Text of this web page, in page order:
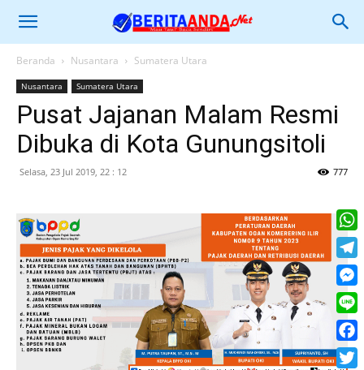
Beranda Nusantara Sumatera Utara
Nusantara Sumatera Utara
Pusat Jajanan Malam Resmi
Dibuka di Kota Gunungsitoli
Selasa, 23 Jul 2019, 22 : 12 777
Line